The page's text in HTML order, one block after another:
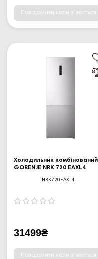
Повідомити коли з'явиться
Холодильник комбінований
GORENJE NRK 720 EAXL4
NRK720EAXL4
31499₴
Повідомити коли з'явиться